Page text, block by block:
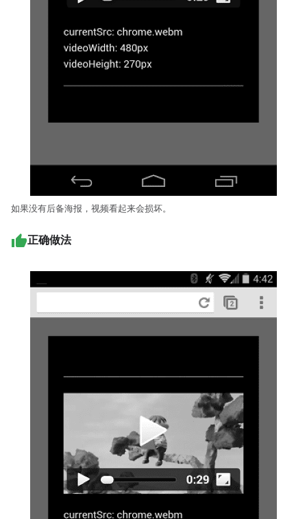
如果没有后备海报，视频看起来会损坏。
正确做法